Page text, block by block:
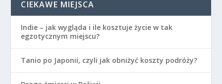
CIEKAWE MIEJSCA
Indie – jak wygląda i ile kosztuje życie w tak
egzotycznym miejscu?
Tanio po Japonii, czyli jak obniżyć koszty podróży?